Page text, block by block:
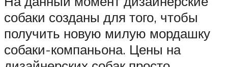
собаки созданы для того, чтобы
получить новую милую мордашку
собаки-компаньона. Цены на